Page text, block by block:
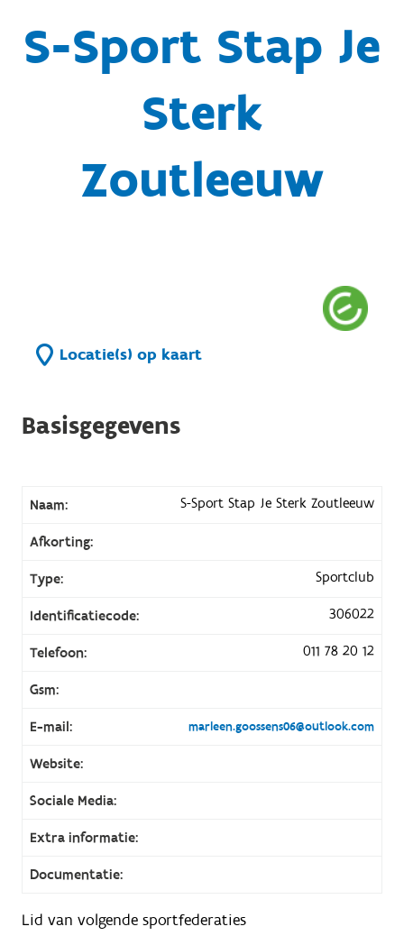
S-Sport Stap Je
Sterk
Zoutleeuw
Locatie(s) op kaart
Basisgegevens
Naam: S-Sport Stap Je Sterk Zoutleeuw
Afkorting:
Type: Sportclub
Identificatiecode: 306022
Telefoon: 011 78 20 12
Gsm:
E-mail: marleen.goossens06@outlook.com
Website:
Sociale Media:
Extra informatie:
Documentatie:
Lid van volgende sportfederaties